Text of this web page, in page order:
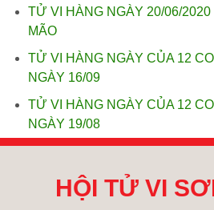
TỬ VI HÀNG NGÀY 20/06/2020
MÃO
TỬ VI HÀNG NGÀY CỦA 12
NGÀY 16/09
TỬ VI HÀNG NGÀY CỦA 12
NGÀY 19/08
HỘI TỬ VI